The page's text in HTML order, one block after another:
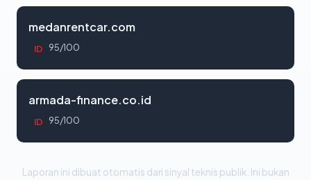
medanrentcar.com
ID 95/100
armada-finance.co.id
ID 95/100
Laporan ini dibuat otomatis dari sinyal teknis publik. Ini bukan